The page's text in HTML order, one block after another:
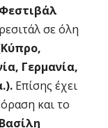
σε όλη
Γερμανία,
Επίσης έχει
και το
Βασίλη